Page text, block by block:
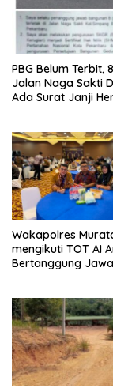
PBG Belum Terbit,
Jalan Naga Sakti
Ada Surat Janji
Wakapolres
mengikuti TOT AI
Bertanggung